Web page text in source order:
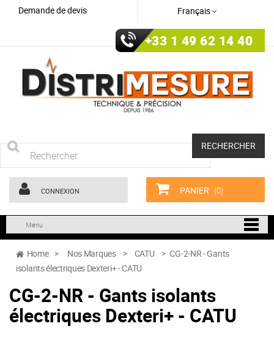
Demande de devis Français
+33 1 49 62 14 40
RECHERCHER
CONNEXION PANIER (0)
Menu
Home > Nos Marques > CATU > CG-2-NR - Gants
isolants électriques Dexteri+ - CATU
CG-2-NR - Gants isolants
électriques Dexteri+ - CATU